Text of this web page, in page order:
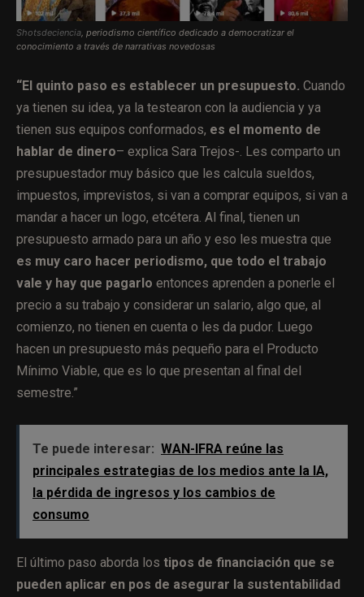
Shotsdeciencia , periodismo científico dedicado a democratizar el
conocimiento a través de narrativas novedosas
“El quinto paso es establecer un presupuesto. Cuando
ya tienen su idea, ya la testearon con la audiencia y ya
tienen sus equipos conformados, es el momento de
hablar de dinero– explica Sara Trejos-. Les comparto un
presupuestador muy básico que les calcula sueldos,
impuestos, imprevistos, si van a comprar equipos, si van a
mandar a hacer un logo, etcétera. Al final, tienen un
presupuesto armado para un año y eso les muestra que
es muy caro hacer periodismo, que todo el trabajo
vale y hay que pagarlo entonces aprenden a ponerle el
precio a su trabajo y considerar un salario, algo que, al
comienzo, no tienen en cuenta o les da pudor. Luego
hacen un presupuesto más pequeño para el Producto
Mínimo Viable, que es lo que presentan al final del
semestre.”
Te puede interesar: WAN-IFRA reúne las
principales estrategias de los medios ante la IA,
la pérdida de ingresos y los cambios de
consumo
El último paso aborda los tipos de financiación que se
pueden aplicar en pos de asegurar la sustentabilidad